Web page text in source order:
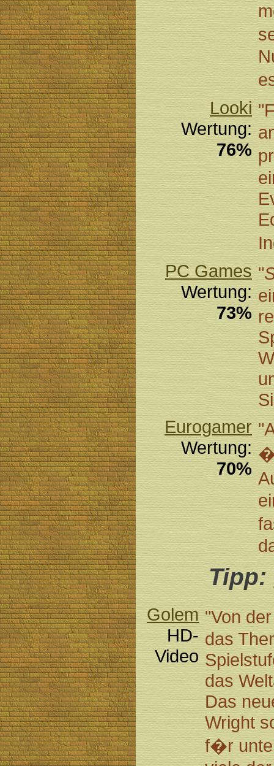
Looki
Wertung:
76%
PC Games
Wertung:
73%
"
Eurogamer
Wertung:
70%
Tipp:
Golem
HD-
Video
"Von
das
das
Das
Wright
f�r